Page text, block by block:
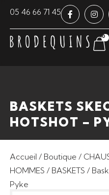
05 46 66 71 45
0
BASKETS
HOTSHOT –
Accueil / Boutique /
HOMMES / BASKETS /
Pyke
Panneau de gestion des